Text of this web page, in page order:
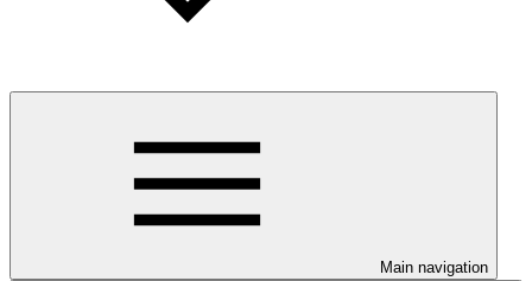
Main navigation